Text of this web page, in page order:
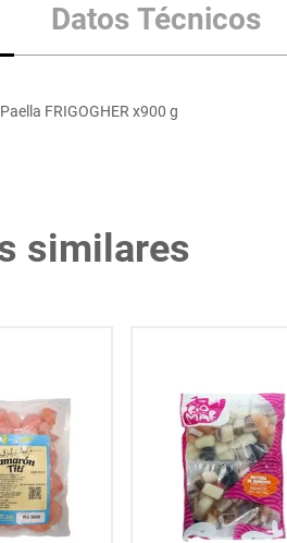
Datos Técnicos
FRIGOGHER x900 g
similares